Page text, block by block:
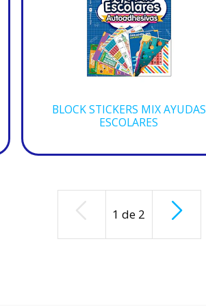
BLOCK STICKERS MIX AYUDAS
ESCOLARES
1 de 2